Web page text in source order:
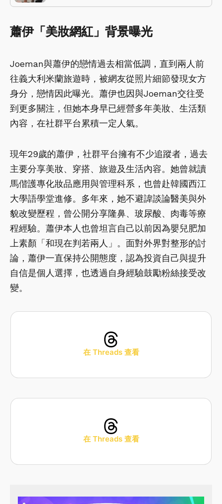
蕭伊「美妝網紅」背景曝光
Joeman與蕭伊的戀情過去相當低調，直到兩人前
往義大利米蘭旅遊時，被網友從照片細節發現女方
身分，戀情因此曝光。蕭伊也因與Joeman交往受
到更多關注，但她本身早已經營多年美妝、生活類
內容，在社群平台累積一定人氣。
現年29歲的蕭伊，社群平台擁有不少追蹤者，過去
主要分享美妝、穿搭、旅遊及生活內容。她曾就讀
馬偕護專化妝品應用與管理科系，也曾赴韓國西江
大學語學堂進修。多年來，她不避諱談論醫美與外
貌改變歷程，曾公開分享隆鼻、玻尿酸、肉毒等療
程經驗。蕭伊本人也曾坦言自己以前因為嬰兒肥加
上素顏「和現在判若兩人」。面對外界對整形的討
論，蕭伊一直保持公開態度，認為投資自己與提升
自信是個人選擇，也透過自身經驗鼓勵粉絲接受改
變。
在 Threads 查看
在 Threads 查看